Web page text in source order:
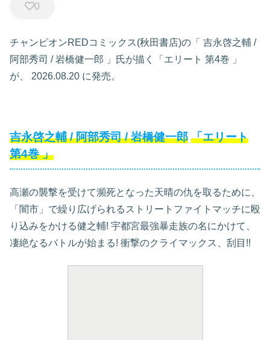
0
チャンピオンREDコミックス(秋田書店)の「 吉永啓之輔 /
阿部秀司 /岩橋健一郎 」氏が描く「エリート 第4巻 」
が、
2026.08.20 に発売。
吉永啓之輔/阿部秀司/岩橋健一郎 「エリート
第4巻」
高瀬の襲撃を受けて瀕死となった天晴の仇を取るために、
「闇市」で繰り広げられるストリートファイトマッチに殴
り込みをかける健之輔! 宇都宮最強暴走族の名にかけて、
凄絶なるバトルが始まる! 衝撃のクライマックス、刮目!!